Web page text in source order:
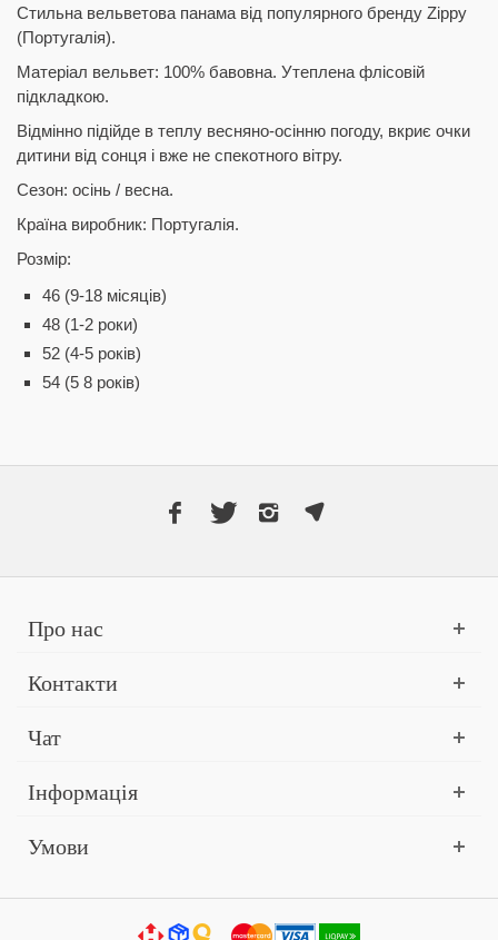
Стильна вельветова панама від популярного бренду Zippy
(Португалія).
Матеріал вельвет: 100% бавовна. Утеплена флісовій
підкладкою.
Відмінно підійде в теплу весняно-осінню погоду, вкриє очки
дитини від сонця і вже не спекотного вітру.
Сезон: осінь / весна.
Країна виробник: Португалія.
Розмір:
46 (9-18 місяців)
48 (1-2 роки)
52 (4-5 років)
54 (5 8 років)
Про нас
Контакти
Чат
Інформація
Умови